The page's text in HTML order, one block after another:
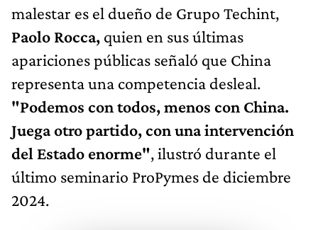
malestar es el dueño de Grupo Techint,
Paolo Rocca, quien en sus últimas
apariciones públicas señaló que China
representa una competencia desleal.
"Podemos con todos, menos con China.
Juega otro partido, con una intervención
del Estado enorme", ilustró durante el
último seminario ProPymes de diciembre
2024.